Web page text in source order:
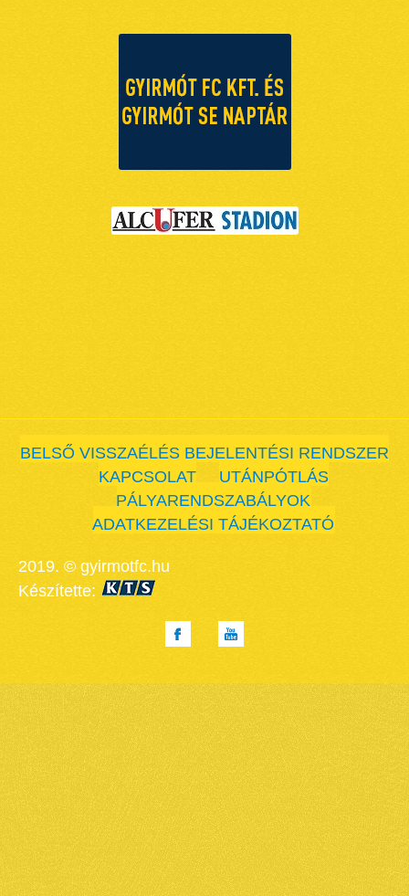
BELSŐ VISSZAÉLÉS BEJELENTÉSI RENDSZER
KAPCSOLAT
UTÁNPÓTLÁS
PÁLYARENDSZABÁLYOK
ADATKEZELÉSI TÁJÉKOZTATÓ
2019. © gyirmotfc.hu
Készítette: